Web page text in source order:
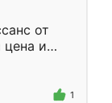
от
и
1